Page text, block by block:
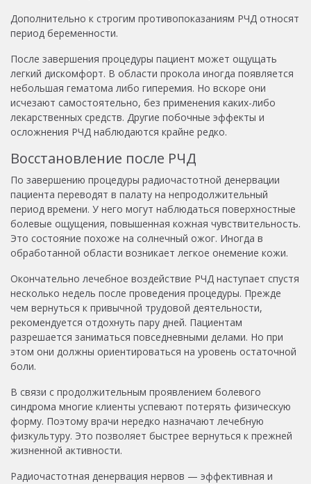
Дополнительно к строгим противопоказаниям РЧД относят
период беременности.
После завершения процедуры пациент может ощущать
легкий дискомфорт. В области прокола иногда появляется
небольшая гематома либо гиперемия. Но вскоре они
исчезают самостоятельно, без применения каких-либо
лекарственных средств. Другие побочные эффекты и
осложнения РЧД наблюдаются крайне редко.
Восстановление после РЧД
По завершению процедуры радиочастотной денервации
пациента переводят в палату на непродолжительный
период времени. У него могут наблюдаться поверхностные
болевые ощущения, повышенная кожная чувствительность.
Это состояние похоже на солнечный ожог. Иногда в
обработанной области возникает легкое онемение кожи.
Окончательно лечебное воздействие РЧД наступает спустя
несколько недель после проведения процедуры. Прежде
чем вернуться к привычной трудовой деятельности,
рекомендуется отдохнуть пару дней. Пациентам
разрешается заниматься повседневными делами. Но при
этом они должны ориентироваться на уровень остаточной
боли.
В связи с продолжительным проявлением болевого
синдрома многие клиенты успевают потерять физическую
форму. Поэтому врачи нередко назначают лечебную
физкультуру. Это позволяет быстрее вернуться к прежней
жизненной активности.
Радиочастотная денервация нервов — эффективная и